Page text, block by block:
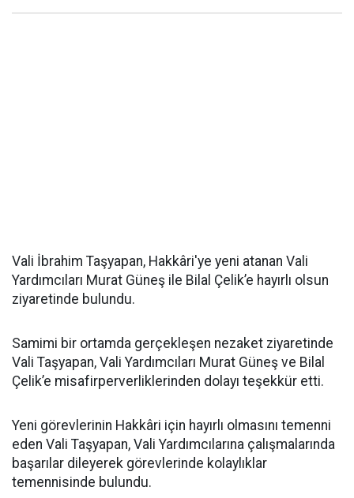
Vali İbrahim Taşyapan, Hakkâri'ye yeni atanan Vali
Yardımcıları Murat Güneş ile Bilal Çelik’e hayırlı olsun
ziyaretinde bulundu.
Samimi bir ortamda gerçekleşen nezaket ziyaretinde
Vali Taşyapan, Vali Yardımcıları Murat Güneş ve Bilal
Çelik’e misafirperverliklerinden dolayı teşekkür etti.
Yeni görevlerinin Hakkâri için hayırlı olmasını temenni
eden Vali Taşyapan, Vali Yardımcılarına çalışmalarında
başarılar dileyerek görevlerinde kolaylıklar
temennisinde bulundu.